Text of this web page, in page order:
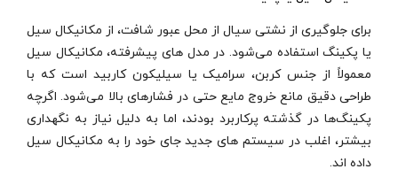
برای جلوگیری از نشتی سیال از محل عبور شافت، از مکانیکال سیل
یا پکینگ استفاده می‌شود. در مدل‌ های پیشرفته، مکانیکال سیل
معمولاً از جنس کربن، سرامیک یا سیلیکون کاربید است که با
طراحی دقیق مانع خروج مایع حتی در فشارهای بالا می‌شود. اگرچه
پکینگ‌ها در گذشته پرکاربرد بودند، اما به دلیل نیاز به نگهداری
بیشتر، اغلب در سیستم‌ های جدید جای خود را به مکانیکال سیل
داده‌ اند.